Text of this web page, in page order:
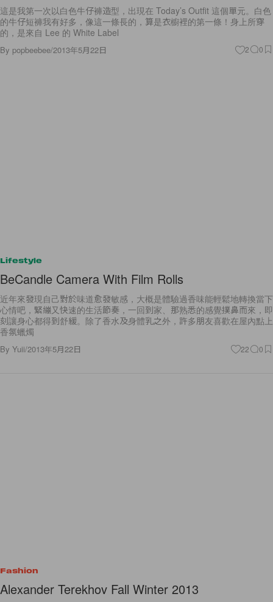
這是我第一次以白色牛仔褲造型，出現在 Today’s Outfit 這個單元。白色
的牛仔短褲我有好多，像這一條長的，算是衣櫥裡的第一條！身上所穿
的，是來自 Lee 的 White Label
By popbeebee/2013年5月22日 2 0
Lifestyle
BeCandle Camera With Film Rolls
近年來發現自己對於味道愈發敏感，大概是體驗過香味能輕鬆地轉換當下
心情吧，緊繃又快速的生活節奏，一回到家、那熟悉的感覺撲鼻而來，即
刻讓身心都得到舒緩。除了香水及身體乳之外，許多朋友喜歡在屋內點上
香氛蠟燭
By Yuii/2013年5月22日 22 0
Fashion
Alexander Terekhov Fall Winter 2013